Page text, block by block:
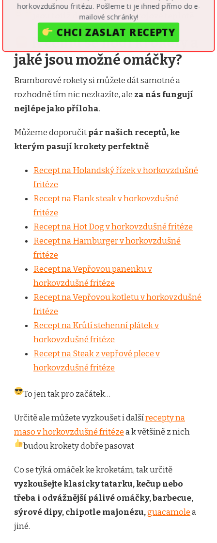
jsou totiž dokonalé i o pokojové teplotě
K čemu se hodí krokety a
jaké jsou možné omáčky?
Bramborové rokety si můžete dát samotné a
rozhodně tím nic nezkazíte, ale za nás fungují
nejlépe jako příloha.
Můžeme doporučitpár našich receptů, ke
kterým pasují krokety perfektně
Recept na Holandský řízek v horkovzdušné
fritéze
Recept na Flank steak v horkovzdušné
fritéze
Recept na Hot Dog v horkovzdušné fritéze
Recept na Hamburger v horkovzdušné
fritéze
Recept na Vepřovou panenku v
horkovzdušné fritéze
Recept na Vepřovou kotletu v horkovzdušné
fritéze
Recept na Krůtí stehenní plátek v
horkovzdušné fritéze
Recept na Steak z vepřové plece v
horkovzdušné fritéze
To jen tak pro začátek…
Určitě ale můžete vyzkoušet i dalšírecepty na
maso v horkovzdušné fritézea k většině z nich
budou krokety dobře pasovat
Co se týká omáček ke kroketám, tak určitě
vyzkoušejte klasicky tatarku, kečup nebo
třeba i odvážnější pálivé omáčky, barbecue,
sýrové dipy, chipotle majonézu,guacamolea
jiné.
horkovzdušnou fritézu. Pošleme ti je ihned přímo do e-
mailové schránky!
CHCI ZASLAT RECEPTY
POWERED BY